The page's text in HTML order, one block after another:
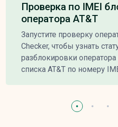
Проверка по IMEI
оператора AT&T
Запустите проверку
Checker, чтобы узнать
разблокировки оператора
списка AT&T по номеру